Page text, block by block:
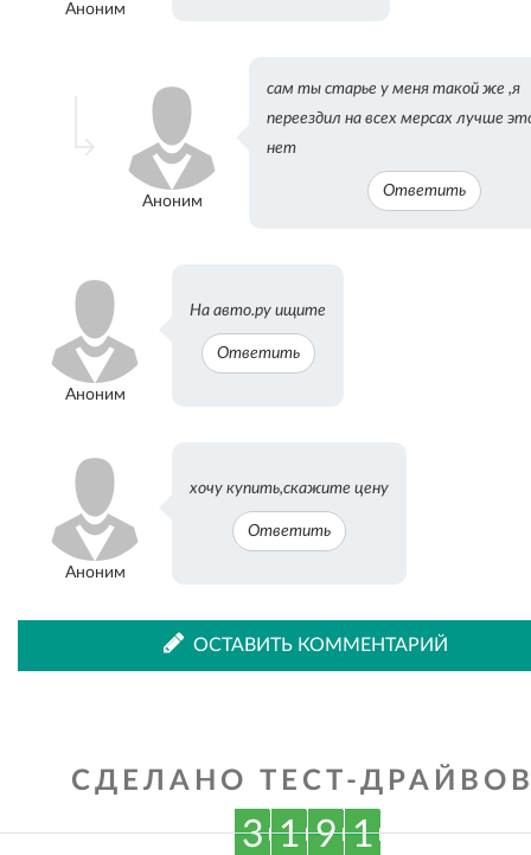
Аноним
Аноним
сам ты старье у меня такой же ,я
переездил на всех мерсах лучше
нет
Ответить
Аноним
На авто.ру ищите
Ответить
Аноним
хочу купить,скажите цену
Ответить
ОСТАВИТЬ КОММЕНТАРИЙ
СДЕЛАНО ТЕСТ-
3 1 9 1